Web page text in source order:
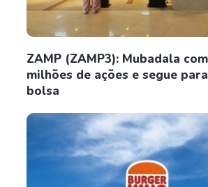
ZAMP (ZAMP3): Mubadala
milhões de ações e segue
bolsa